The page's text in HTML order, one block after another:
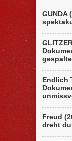
GUNDA
Endlich
Freud
dreht